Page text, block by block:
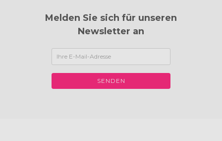
Melden Sie sich für unseren
Newsletter an
SENDEN